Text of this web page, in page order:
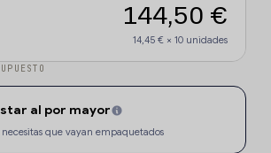
144,50 €
14,45 € × 10 unidades
al por mayor
necesitas que vayan empaquetados